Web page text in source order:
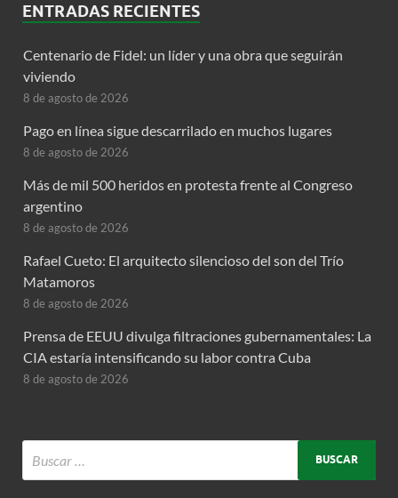
ENTRADAS RECIENTES
Centenario de Fidel: un líder y una obra que seguirán
viviendo
8 de agosto de 2026
Pago en línea sigue descarrilado en muchos lugares
8 de agosto de 2026
Más de mil 500 heridos en protesta frente al Congreso
argentino
8 de agosto de 2026
Rafael Cueto: El arquitecto silencioso del son del Trío
Matamoros
8 de agosto de 2026
Prensa de EEUU divulga filtraciones gubernamentales: La
CIA estaría intensificando su labor contra Cuba
8 de agosto de 2026